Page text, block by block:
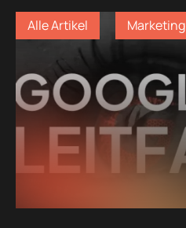
Alle Artikel Marketing